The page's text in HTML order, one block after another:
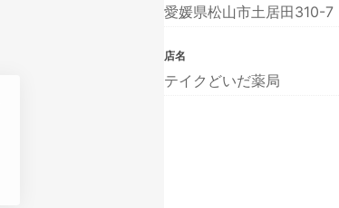
愛媛県松山市土居田310-7
店名
テイクどいだ薬局